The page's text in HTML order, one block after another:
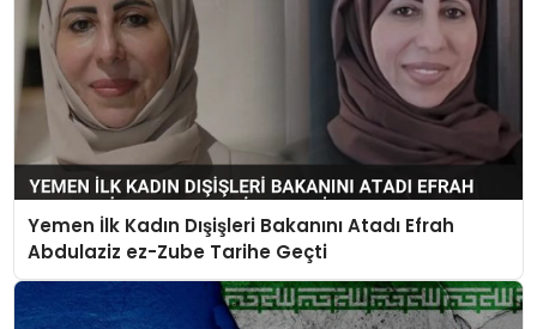
Yemen İlk Kadın Dışişleri Bakanını Atadı Efrah
Abdulaziz ez-Zube Tarihe Geçti